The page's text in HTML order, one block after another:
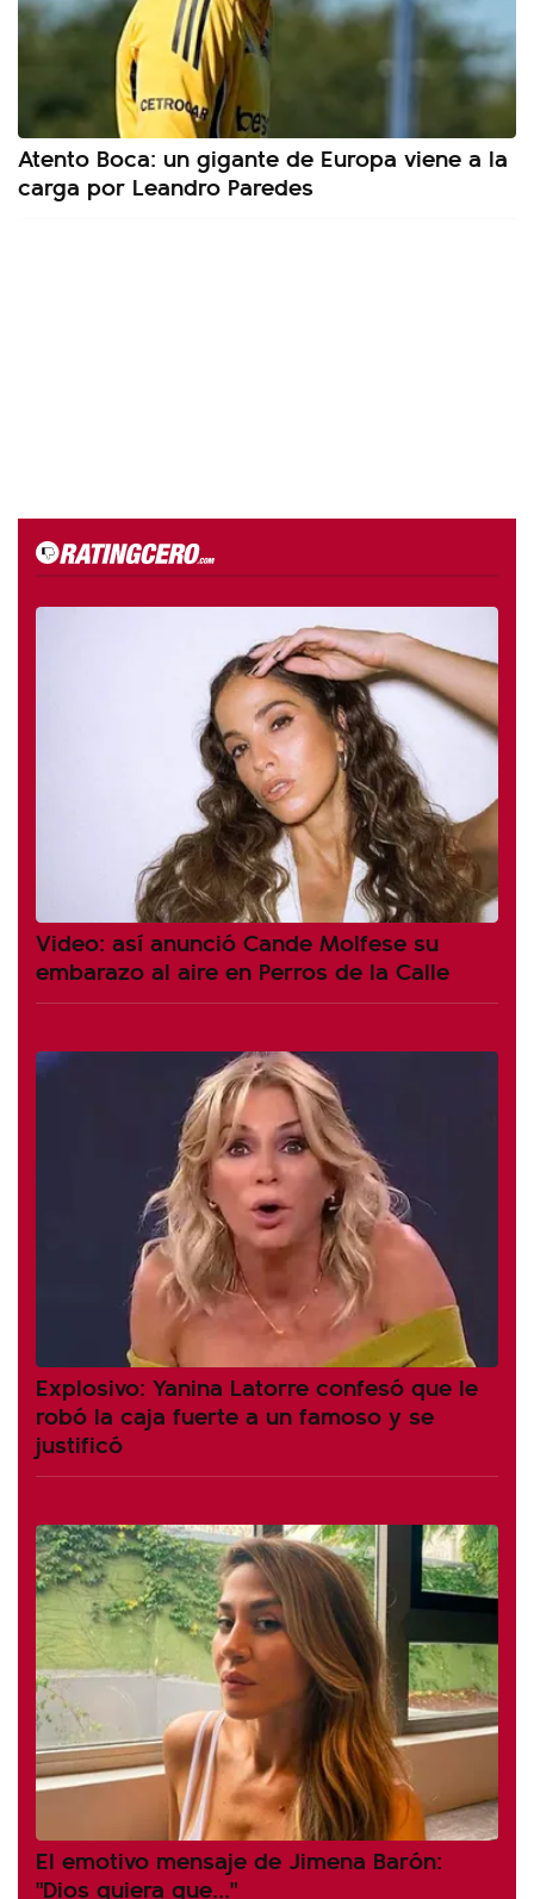
Atento Boca: un gigante de Europa viene a la
carga por Leandro Paredes
Video: así anunció Cande Molfese su
embarazo al aire en Perros de la Calle
Explosivo: Yanina Latorre confesó que le
robó la caja fuerte a un famoso y se
justificó
El emotivo mensaje de Jimena Barón:
"Dios quiera que..."